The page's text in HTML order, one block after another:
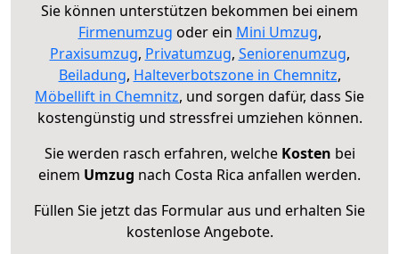
Sie können unterstützen bekommen bei einem
Firmenumzug oder ein Mini Umzug,
Praxisumzug, Privatumzug, Seniorenumzug,
Beiladung, Halteverbotszone in Chemnitz,
Möbellift in Chemnitz, und sorgen dafür, dass Sie
kostengünstig und stressfrei umziehen können.
Sie werden rasch erfahren, welche Kosten bei
einem Umzug nach Costa Rica anfallen werden.
Füllen Sie jetzt das Formular aus und erhalten Sie
kostenlose Angebote.